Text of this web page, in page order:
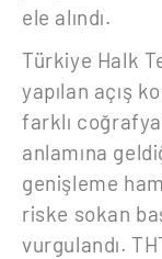
ele alındı.
Türkiye Halk
yapılan açış
farklı
anlamına
genişleme
riske sokan
vurgulandı.